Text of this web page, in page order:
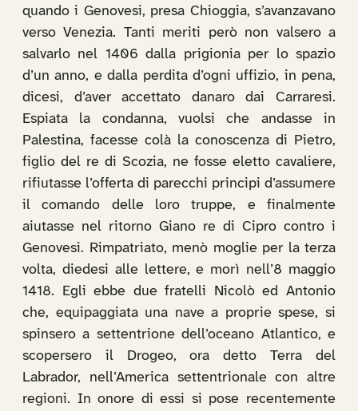
quando i Genovesi, presa Chioggia, s’avanzavano
verso Venezia. Tanti meriti però non valsero a
salvarlo nel 1406 dalla prigionia per lo spazio
d’un anno, e dalla perdita d’ogni uffizio, in pena,
dicesi, d’aver accettato danaro dai Carraresi.
Espiata la condanna, vuolsi che andasse in
Palestina, facesse colà la conoscenza di Pietro,
figlio del re di Scozia, ne fosse eletto cavaliere,
rifiutasse l’offerta di parecchi principi d’assumere
il comando delle loro truppe, e finalmente
aiutasse nel ritorno Giano re di Cipro contro i
Genovesi. Rimpatriato, menò moglie per la terza
volta, diedesi alle lettere, e morì nell’8 maggio
1418. Egli ebbe due fratelli Nicolò ed Antonio
che, equipaggiata una nave a proprie spese, si
spinsero a settentrione dell’oceano Atlantico, e
scopersero il Drogeo, ora detto Terra del
Labrador, nell’America settentrionale con altre
regioni. In onore di essi si pose recentemente